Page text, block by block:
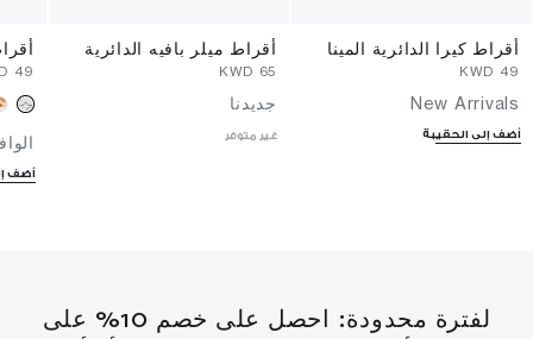
أقراط كيرا الدائرية المينا
New Arrivals
أضف إلى الحقيبة
أقراط ميلر بافيه الدائرية
جديدنا
غير متوفر
أضف
لفترة محدودة: احصل على خصم 10% على